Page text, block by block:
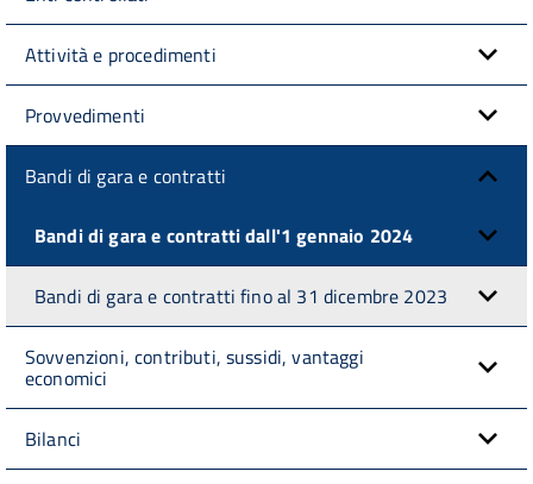
Attività e procedimenti
Provvedimenti
Bandi di gara e contratti
Bandi di gara e contratti dall'1 gennaio 2024
Bandi di gara e contratti fino al 31 dicembre 2023
Sovvenzioni, contributi, sussidi, vantaggi
economici
Bilanci